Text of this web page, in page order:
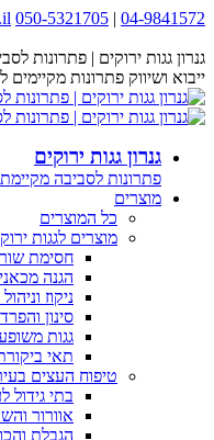
Skip
content
04-9841572
|
050-5321705
page
opens
in
new
page
opens
in
new
page
opens
in
new
page
opens
in
new
גנרון גגות ירוקים | פתרונות
ייבוא ושיווק פתרונות מקיימים
גנרון גגות ירוקים
פתרונות לסביבה מקיימת
מוצרים
כל המוצרים
מוצרים לגגות
חסימת
הגנה
ניקוז
סינון
גגות
תאי
טיפוח העצים
בתי גידול
אוורור
הגבלת